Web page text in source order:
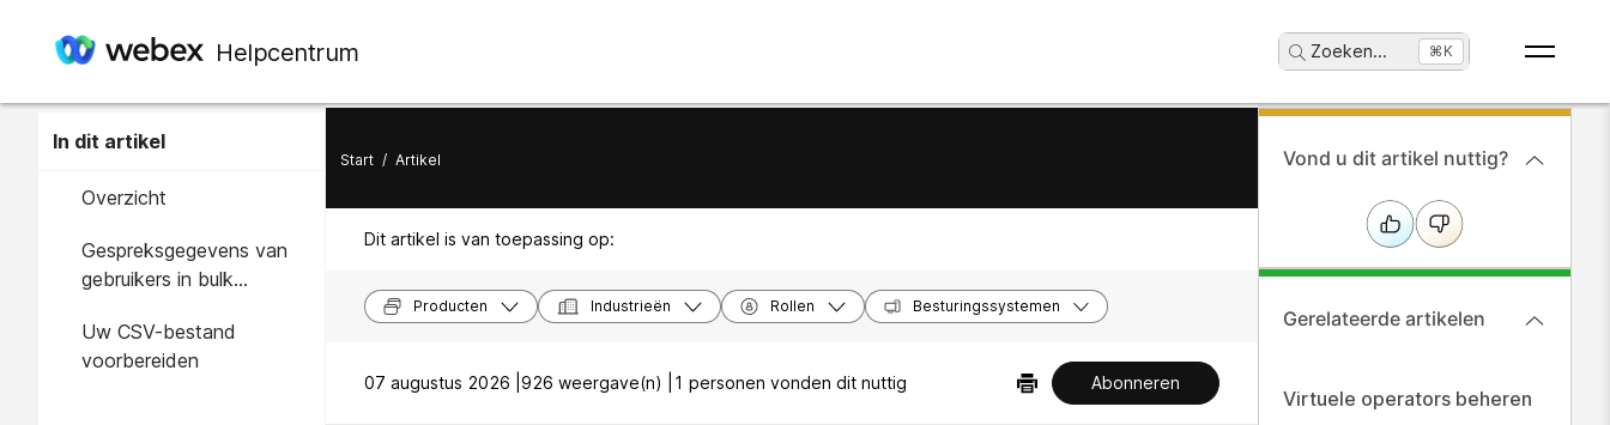
Helpcentrum Zoeken... ⌘K
In dit artikel
Overzicht
Gespreksgegevens van
gebruikers in bulk
Uw CSV-bestand
voorbereiden
Start / Artikel
Dit artikel is van toepassing op:
Producten Industrieën Rollen Besturingssystemen
07 augustus 2026 | 926 weergave(n) | 1 personen vonden dit nuttig Abonneren
Vond u dit artikel nuttig?
Gerelateerde artikelen
Virtuele operators beheren